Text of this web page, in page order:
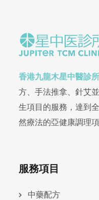
香港九龍木星中醫診所
方、手法推拿、針艾
生項目的服務，達到
然療法的亞健康調理
服務項目
中藥配方